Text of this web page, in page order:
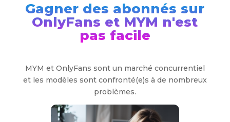
Gagner des abonnés sur
OnlyFans et MYM n'est
pas facile
MYM et OnlyFans sont un marché concurrentiel
et les modèles sont confronté(e)s à de nombreux
problèmes.